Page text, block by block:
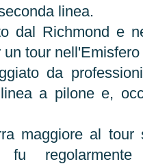
linea.
dal Richmond e
tour
da
a pilone e,
maggiore al tour
regolarmente